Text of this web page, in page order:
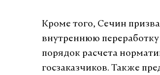
Кроме того, Сечин
внутреннюю
порядок расчета
госзаказчиков. Также